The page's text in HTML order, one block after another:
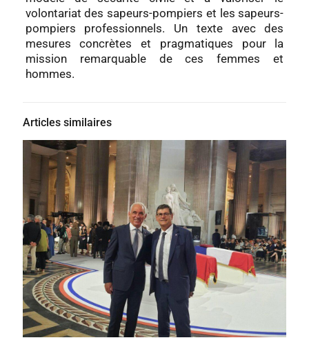
volontariat des sapeurs-pompiers et les sapeurs-
pompiers professionnels. Un texte avec des
mesures concrètes et pragmatiques pour la
mission remarquable de ces femmes et
hommes.
Articles similaires